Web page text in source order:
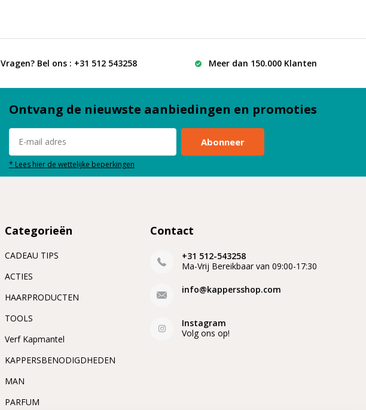
Vragen? Bel ons : +31 512 543258 Meer dan 150.000 Klanten
Ontvang de nieuwste aanbiedingen en promoties
Abonneer
* Lees hier de wettelijke beperkingen
Categorieën
CADEAU TIPS
ACTIES
HAARPRODUCTEN
TOOLS
Verf Kapmantel
KAPPERSBENODIGDHEDEN
MAN
PARFUM
Contact
+31 512-543258
Ma-Vrij Bereikbaar van 09:00-17:30
info@kappersshop.com
Instagram
Volg ons op!